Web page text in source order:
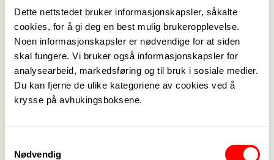
Dette nettstedet bruker informasjonskapsler, såkalte
cookies, for å gi deg en best mulig brukeropplevelse.
Noen informasjonskapsler er nødvendige for at siden
skal fungere. Vi bruker også informasjonskapsler for
analysearbeid, markedsføring og til bruk i sosiale medier.
Du kan fjerne de ulike kategoriene av cookies ved å
krysse på avhukingsboksene.
Nødvendig
Delta
Meld deg på
Kontakt
Ragnhild Aarø